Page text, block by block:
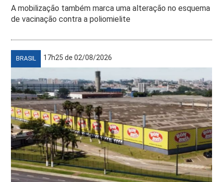
A mobilização também marca uma alteração no esquema
de vacinação contra a poliomielite
BRASIL 17h25 de 02/08/2026